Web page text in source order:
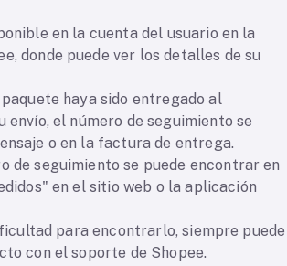
en la cuenta del usuario en la
donde puede ver los detalles de su
paquete haya sido entregado al
envío, el número de seguimiento se
o en la factura de entrega.
de seguimiento se puede encontrar en
en el sitio web o la aplicación
para encontrarlo, siempre puede
con el soporte de Shopee.